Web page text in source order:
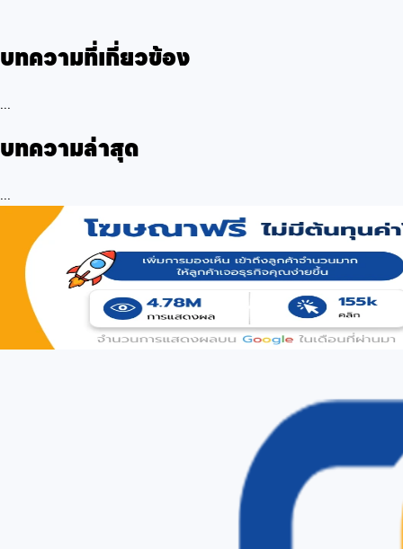
บทความที่เกี่ยวข้อง
...
บทความล่าสุด
...